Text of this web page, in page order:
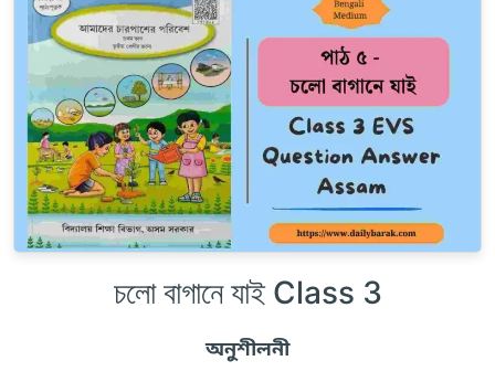
চলো বাগানে যাই Class 3
অনুশীলনী